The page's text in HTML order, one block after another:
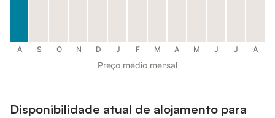
A S O N D J F M A M J J A
Preço médio mensal
Disponibilidade atual de alojamento para